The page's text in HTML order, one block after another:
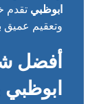
ابوظبي تقدم
وتعقيم عميق
أفضل